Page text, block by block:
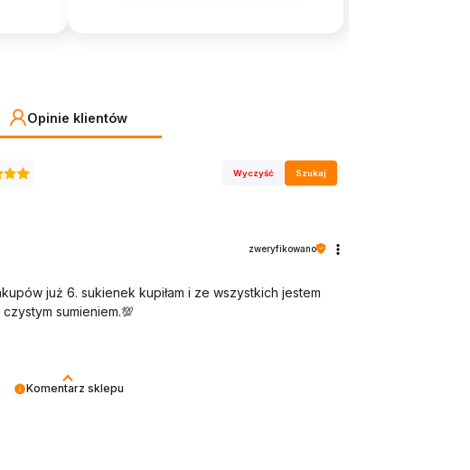
Opinie klientów
Wyczyść Szukaj
Komentarz sklepu
zweryfikowano
już 6. sukienek kupiłam i ze wszystkich jestem
sumieniem.💯